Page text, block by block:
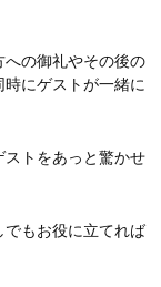
の御礼やその後の
にゲストが一緒に
トをあっと驚かせ
もお役に立てれば